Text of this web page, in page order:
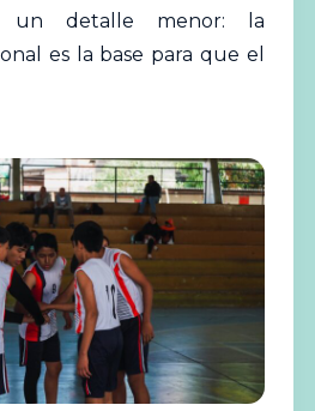
un detalle menor: la
es la base para que el